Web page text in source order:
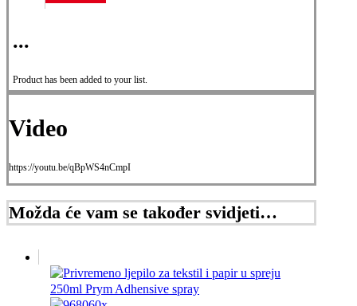
...
Product has been added to your list.
Video
https://youtu.be/qBpWS4nCmpI
Možda će vam se također svidjeti…